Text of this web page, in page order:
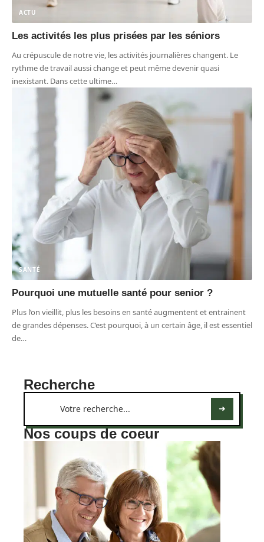
ACTU
Les activités les plus prisées par les séniors
Au crépuscule de notre vie, les activités journalières changent. Le
rythme de travail aussi change et peut même devenir quasi
inexistant. Dans cette ultime…
SANTÉ
Pourquoi une mutuelle santé pour senior ?
Plus l’on vieillit, plus les besoins en santé augmentent et entrainent
de grandes dépenses. C’est pourquoi, à un certain âge, il est essentiel
de…
Recherche
Nos coups de coeur